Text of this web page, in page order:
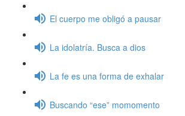
El cuerpo me obligó a pausar
La idolatría. Busca a dios
La fe es una forma de exhalar
Buscando “ese” momomento